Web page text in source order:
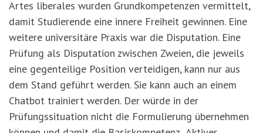
Artes liberales wurden Grundkompetenzen vermittelt,
damit Studierende eine innere Freiheit gewinnen. Eine
weitere universitäre Praxis war die Disputation. Eine
Prüfung als Disputation zwischen Zweien, die jeweils
eine gegenteilige Position verteidigen, kann nur aus
dem Stand geführt werden. Sie kann auch an einem
Chatbot trainiert werden. Der würde in der
Prüfungssituation nicht die Formulierung übernehmen